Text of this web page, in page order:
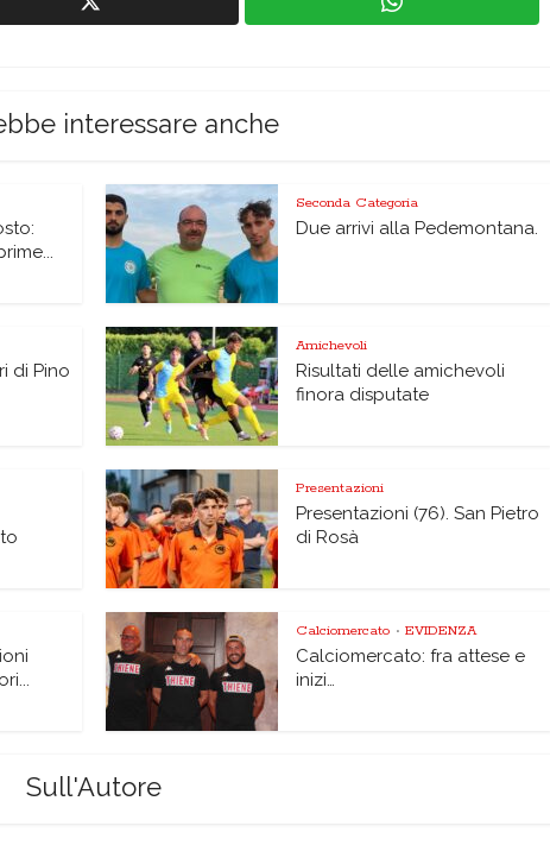
interessare anche
Seconda Categoria
Due arrivi alla Pedemontana.
di Pino
Amichevoli
Risultati delle amichevoli
finora disputate
Presentazioni
Presentazioni (76). San Pietro
di Rosà
Calciomercato • EVIDENZA
Calciomercato: fra attese e
inizi…
Sull'Autore